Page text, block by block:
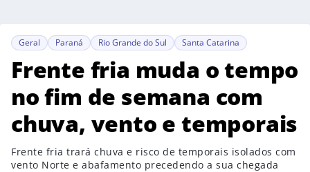
Geral Paraná Rio Grande do Sul Santa Catarina
Frente fria muda o tempo
no fim de semana com
chuva, vento e temporais
Frente fria trará chuva e risco de temporais isolados com
vento Norte e abafamento precedendo a sua chegada